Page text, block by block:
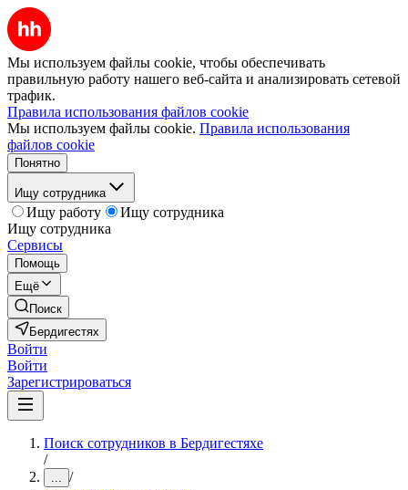
Мы используем файлы cookie, чтобы обеспечивать
правильную работу нашего веб-сайта и анализировать сетевой
трафик.
Правила использования файлов cookie
Мы используем файлы cookie. Правила использования
файлов cookie
Понятно
Ищу сотрудника
Ищу работу
Ищу сотрудника
Ищу сотрудника
Сервисы
Помощь
Ещё
Поиск
Бердигестях
Войти
Войти
Зарегистрироваться
Поиск сотрудников в Бердигестяхе
/
... /